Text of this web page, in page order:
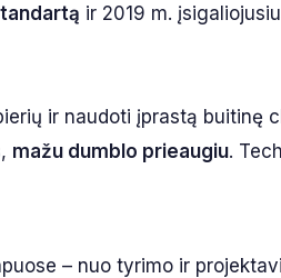
ir 2019 m.
ir naudoti įprastą buitinę
mažu dumblo prieaugiu.
– nuo tyrimo ir